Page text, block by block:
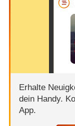
Erhalte
dein Handy.
App.